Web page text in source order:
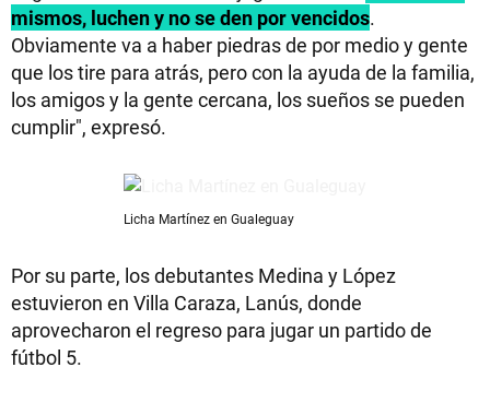
mismos, luchen y no se den por vencidos.
Obviamente va a haber piedras de por medio y gente
que los tire para atrás, pero con la ayuda de la familia,
los amigos y la gente cercana, los sueños se pueden
cumplir", expresó.
Licha Martínez en Gualeguay
Por su parte, los debutantes Medina y López
estuvieron en Villa Caraza, Lanús, donde
aprovecharon el regreso para jugar un partido de
fútbol 5.